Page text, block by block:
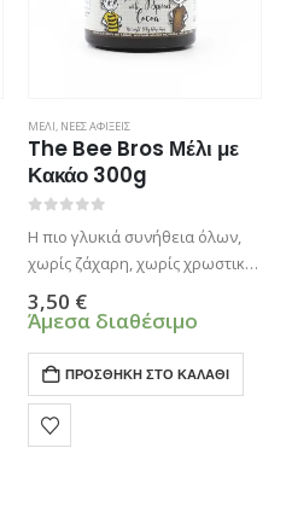
ΜΕΛΙ, ΝΕΕΣ ΑΦΙΞΕΙΣ
The Bee Bros Μέλι με
Κακάο 300g
Η πιο γλυκιά συνήθεια όλων,
χωρίς ζάχαρη, χωρίς χρωστικές
και άλλες γλυκαντικές ουσίες!
Ένα άλειμμα υγιεινό και πολύ
ζάχαρη και φοινικέλαιο.
3,50 €
Άμεσα διαθέσιμο
ΠΡΟΣΘΉΚΗ ΣΤΟ ΚΑΛΆΘΙ